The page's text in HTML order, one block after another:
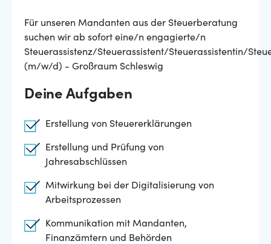
Für unseren Mandanten aus der Steuerberatung
suchen wir ab sofort eine/n engagierte/n
Steuerassistenz/Steuerassistent/Steuerassistentin/
(m/w/d) - Großraum Schleswig
Deine Aufgaben
Erstellung von Steuererklärungen
Erstellung und Prüfung von
Jahresabschlüssen
Mitwirkung bei der Digitalisierung von
Arbeitsprozessen
Kommunikation mit Mandanten,
Finanzämtern und Behörden